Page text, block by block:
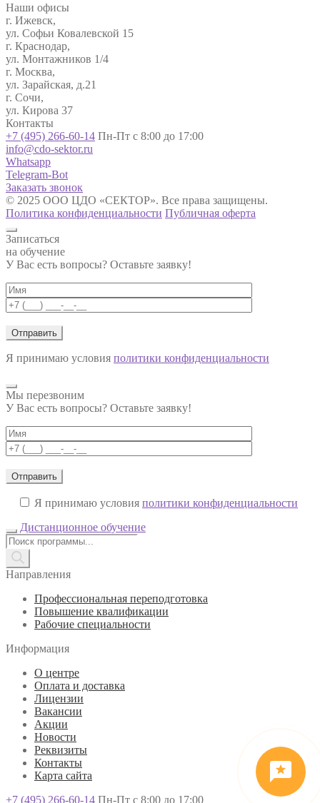
Наши офисы
г. Ижевск,
ул. Софьи Ковалевской 15
г. Краснодар,
ул. Монтажников 1/4
г. Москва,
ул. Зарайская, д.21
г. Сочи,
ул. Кирова 37
Контакты
+7 (495) 266-60-14 Пн-Пт с 8:00 до 17:00
info@cdo-sektor.ru
Whatsapp
Telegram-Bot
Заказать звонок
© 2025 ООО ЦДО «СЕКТОР». Все права защищены.
Политика конфиденциальности Публичная оферта
Записаться
на обучение
У Вас есть вопросы? Оставьте заявку!
Я принимаю условия политики конфиденциальности
Мы перезвоним
У Вас есть вопросы? Оставьте заявку!
Я принимаю условия политики конфиденциальности
Дистанционное обучение
Поиск
товаров
Направления
Профессиональная переподготовка
Повышение квалификации
Рабочие специальности
Информация
О центре
Оплата и доставка
Лицензии
Вакансии
Акции
Новости
Реквизиты
Контакты
Карта сайта
+7 (495) 266-60-14 Пн-Пт с 8:00 до 17:00